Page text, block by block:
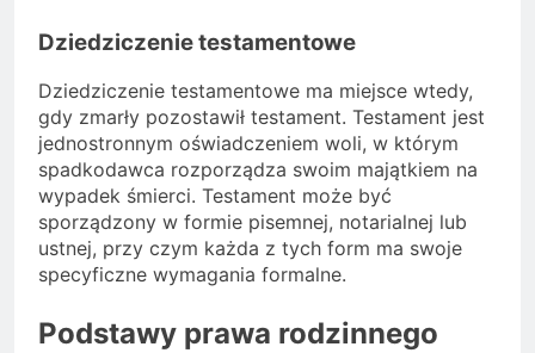
Dziedziczenie testamentowe
Dziedziczenie testamentowe ma miejsce wtedy,
gdy zmarły pozostawił testament. Testament jest
jednostronnym oświadczeniem woli, w którym
spadkodawca rozporządza swoim majątkiem na
wypadek śmierci. Testament może być
sporządzony w formie pisemnej, notarialnej lub
ustnej, przy czym każda z tych form ma swoje
specyficzne wymagania formalne.
Podstawy prawa rodzinnego